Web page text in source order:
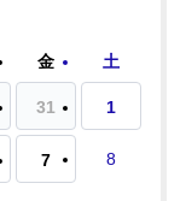
金 土
31 1
7 8